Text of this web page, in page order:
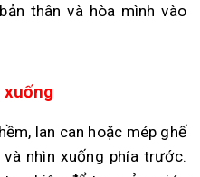
thân và hòa mình vào
lan can hoặc mép ghế
nhìn xuống phía trước.